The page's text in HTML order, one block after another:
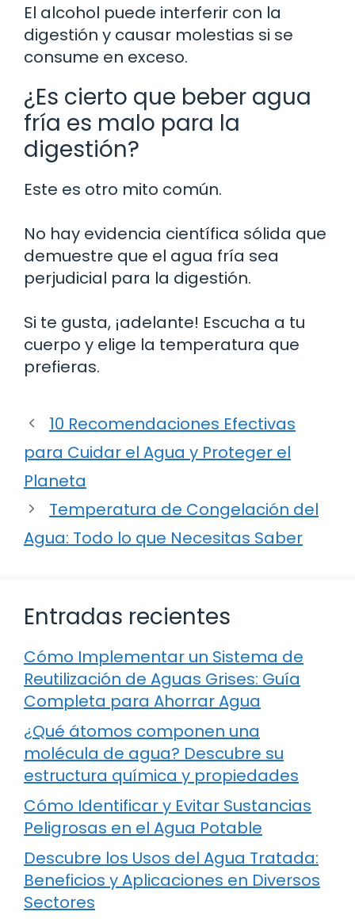
El alcohol puede interferir con la
digestión y causar molestias si se
consume en exceso.
¿Es cierto que beber agua
fría es malo para la
digestión?
Este es otro mito común.
No hay evidencia científica sólida que
demuestre que el agua fría sea
perjudicial para la digestión.
Si te gusta, ¡adelante! Escucha a tu
cuerpo y elige la temperatura que
prefieras.
10 Recomendaciones Efectivas
para Cuidar el Agua y Proteger el
Planeta
Temperatura de Congelación del
Agua: Todo lo que Necesitas Saber
Entradas recientes
Cómo Implementar un Sistema de
Reutilización de Aguas Grises: Guía
Completa para Ahorrar Agua
¿Qué átomos componen una
molécula de agua? Descubre su
estructura química y propiedades
Cómo Identificar y Evitar Sustancias
Peligrosas en el Agua Potable
Descubre los Usos del Agua Tratada:
Beneficios y Aplicaciones en Diversos
Sectores